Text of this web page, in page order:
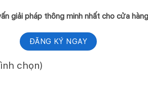
giải pháp thông minh nhất cho cửa
ĐĂNG KÝ NGAY
chọn)